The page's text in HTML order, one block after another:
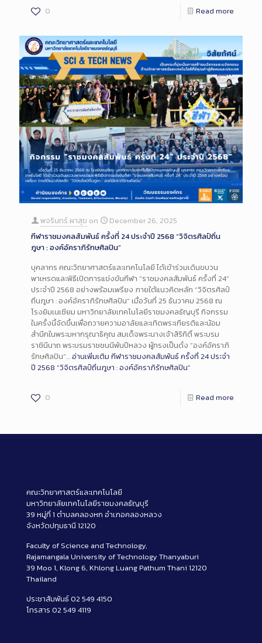
0 Read more
พจรินทร์ ผาสุข on
December 26, 2025
กีฬาราชมงคลสัมพันธ์ ครั้งที่ 24 ประจำปี 2568 “วิจิตรศิลป์ถิ่น
ภูษา : องค์อัคราภิรักษศิลปิน”
บุคลากร คณะวิทยาศาสตร์และเทคโนโลยี ได้เข้าร่วมเดินขบวน
พาเหรดและพิธีเปิดการแข่งขันกีฬา “ราชมงคลสัมพันธ์ ครั้งที่ 24”
ประจำปี 2568 อย่างพร้อมเพรียง ภายใต้แนวคิดหลัก “วิจิตรศิลป์
ถิ่นภูษา : องค์อัคราภิรักษศิลปิน” เมื่อวันที่ 25 ธันวาคม 2568 ณ
โรงยิมเนเซียม มหาวิทยาลัยเทคโนโลยีราชมงคลธัญบุรี กิจกรรม
ในครั้งนี้จัดขึ้นเพื่อถวายความอาลัยและเทิดพระเกียรติและน้อม
สำนึกในพระมหากรุณาธิคุณ สมเด็จพระนางเจ้าสิริกิติ์ พระบรม
ราชินีนาถ พระบรมราชชนนีพันปีหลวง ผู้ทรงเป็นดั่ง “องค์อัคราภิ
รักษศิลปิน”…อ่านเพิ่มเติม กีฬาราชมงคลสัมพันธ์ ครั้งที่ 24 ประจำ
ปี 2568 “วิจิตรศิลป์ถิ่นภูษา : องค์อัคราภิรักษศิลปิน”
0 Read more
คณะวิทยาศาสตร์และเทคโนโลยี
มหาวิทยาลัยเทคโนโลยีราชมงคลธัญบุรี
39 หมู่ที่ 1 ตำบลคลองหก อำเภอคลองหลวง
จังหวัดปทุมธานี 12120
Faculty of Science and Technology,
Rajamangala University of Technology Thanyaburi
39 Moo 1, Klong 6, Khlong Luang Pathum Thani 12120
Thailand
ประชาสัมพันธ์ 02 549 4150
โทรสาร 02 549 4119